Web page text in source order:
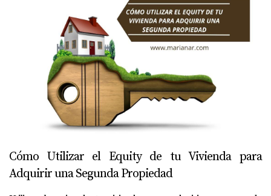
Cómo Utilizar el Equity de tu Vivienda para
Adquirir una Segunda Propiedad